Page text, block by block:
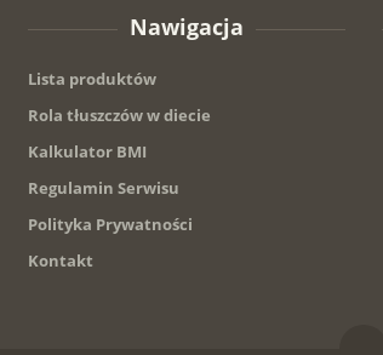
Nawigacja
Lista produktów
Rola tłuszczów w diecie
Kalkulator BMI
Regulamin Serwisu
Polityka Prywatności
Kontakt